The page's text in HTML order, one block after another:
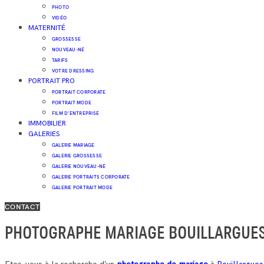
PHOTO
VIDÉO
MATERNITÉ
GROSSESSE
NOUVEAU-NÉ
TARIFS
VOTRE DRESSING
PORTRAIT PRO
PORTRAIT CORPORATE
PORTRAIT MODE
FILM D’ENTREPRISE
IMMOBILIER
GALERIES
GALERIE MARIAGE
GALERIE GROSSESSE
GALERIE NOUVEAU-NÉ
GALERIE PORTRAITS CORPORATE
GALERIE PORTRAIT MODE
CONTACT
PHOTOGRAPHE MARIAGE